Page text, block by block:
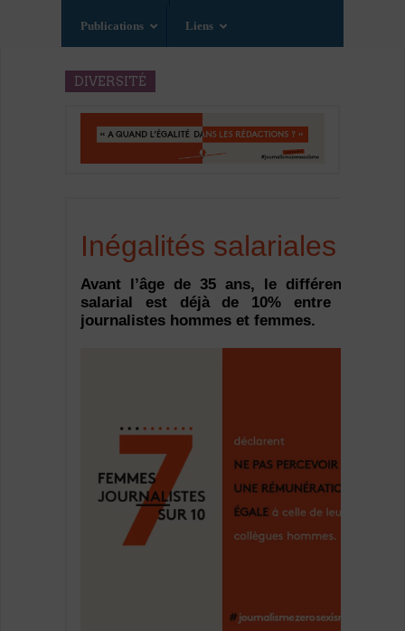
Publications Liens
DIVERSITÉ
Inégalités salariales
Avant l’âge de 35 ans, le différentiel
salarial est déjà de 10% entre les
journalistes hommes et femmes.